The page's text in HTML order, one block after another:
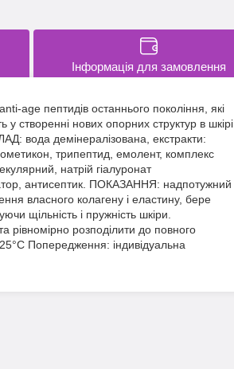
Інформація для замовлення
age пептидів останнього покоління, які
створенні нових опорних структур в шкірі
вода демінералізована, екстракти:
трипептид, емолент, комплекс
натрій гіалуронат
антисептик. ПОКАЗАННЯ: надпотужний
власного колагену і еластину, бере
щільність і пружність шкіри.
рівномірно розподілити до повного
Попередження: індивідуальна